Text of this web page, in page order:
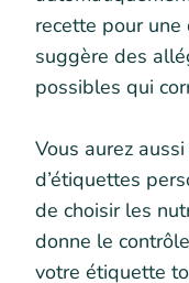
recette pour
suggère des
possibles qui
Vous aurez
d’étiquettes
de choisir les
donne le
votre étiquette